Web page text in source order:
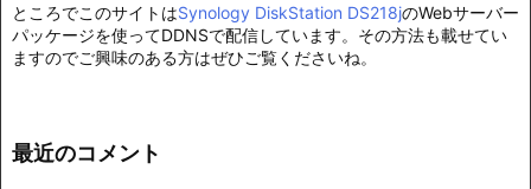
ところでこのサイトはSynology DiskStation DS218jのWebサーバー
パッケージを使ってDDNSで配信しています。その方法も載せてい
ますのでご興味のある方はぜひご覧くださいね。
最近のコメント